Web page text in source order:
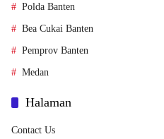
Polda Banten
Bea Cukai Banten
Pemprov Banten
Medan
Halaman
Contact Us